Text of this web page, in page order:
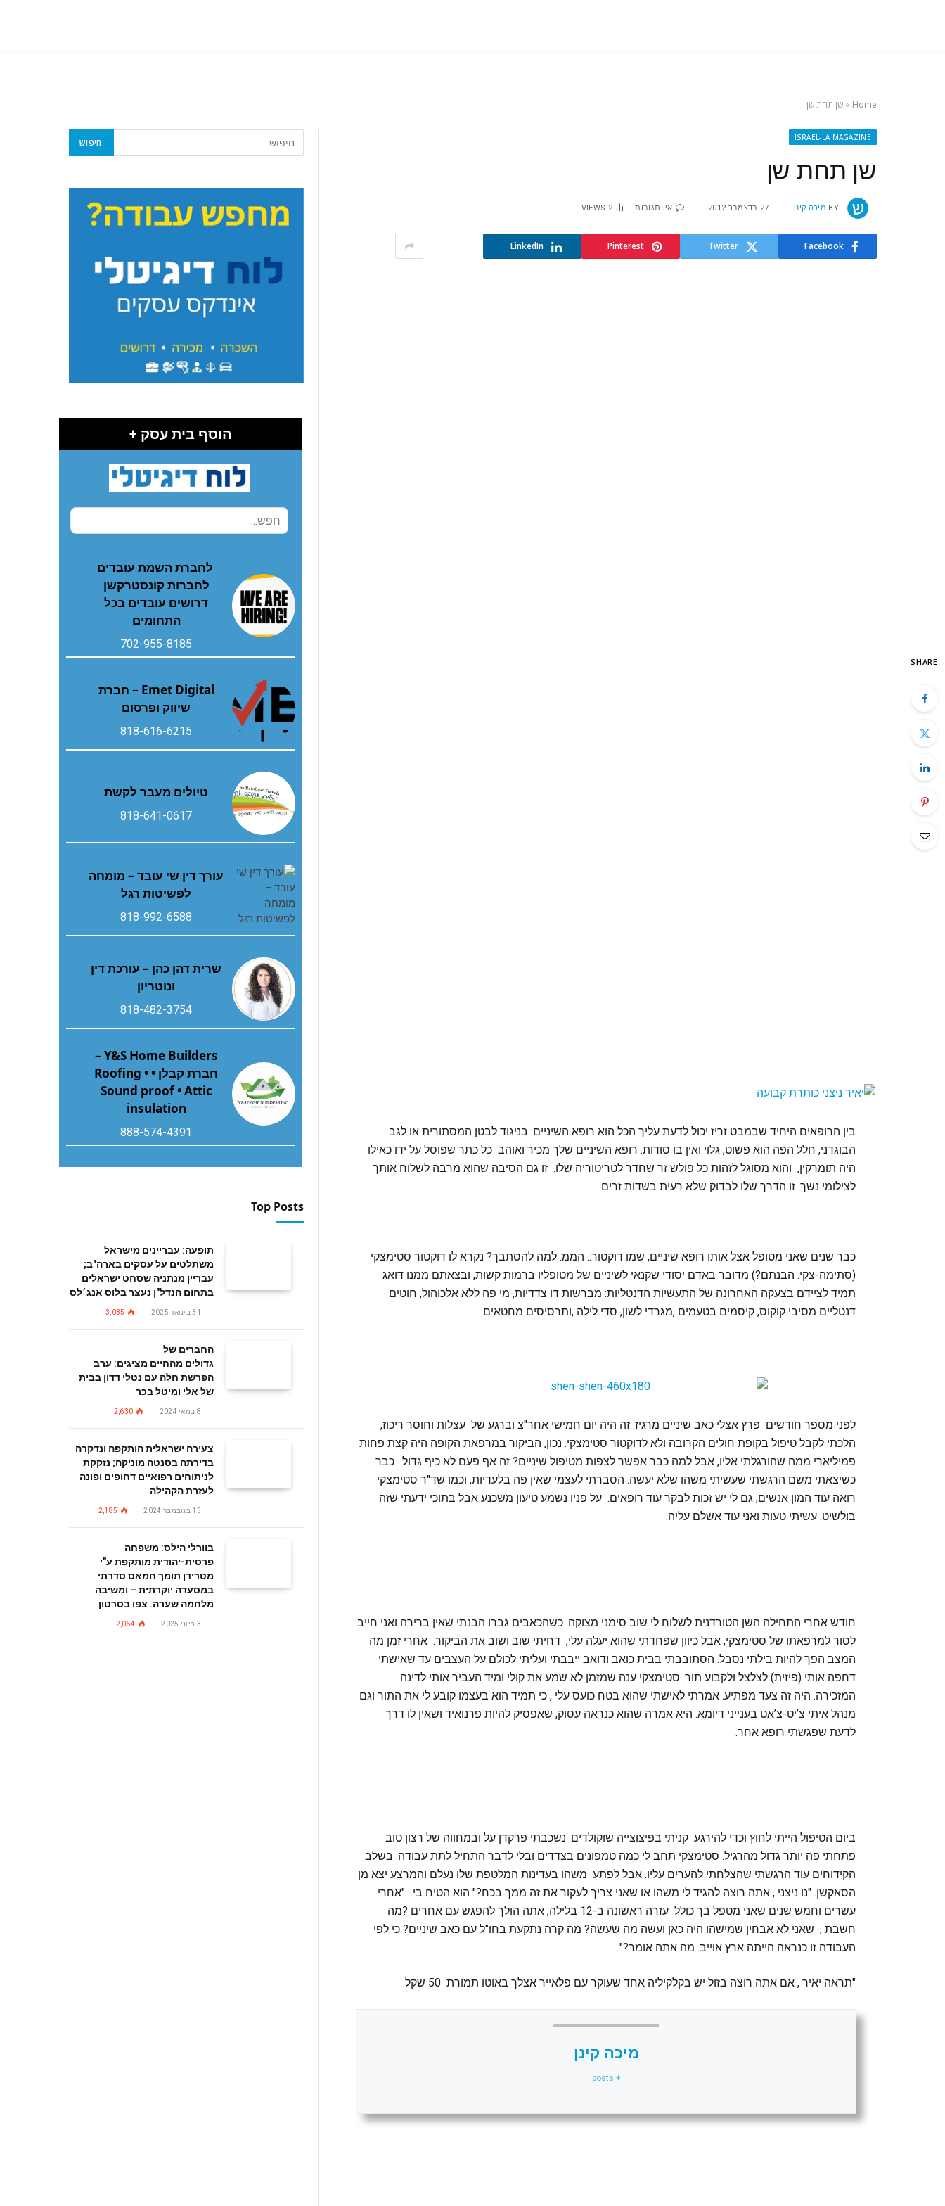
Home
» שן תחת שן
ISRAEL-LA MAGAZINE
שן תחת שן
BY מיכה קינן 27 בדצמבר 2012 אין תגובות 2
VIEWS
Facebook
Twitter
Pinterest
LinkedIn
SHARE
בין הרופאים היחיד שבמבט זריז יכול לדעת עליך הכל הוא רופא השיניים. בניגוד לבטן המסתורית או לגב
הבוגדני, חלל הפה הוא פשוט, גלוי ואין בו סודות. רופא השיניים שלך מכיר ואוהב כל כתר שפוסל על ידו כאילו
היה תומרקין, והוא מסוגל לזהות כל פולש זר שחדר לטריטוריה שלו. זו גם הסיבה שהוא מרבה לשלוח אותך
לצילומי נשך. זו הדרך שלו לבדוק שלא רעית בשדות זרים.
כבר שנים שאני מטופל אצל אותו רופא שיניים, שמו דוקטור.. הממ. למה להסתבך? נקרא לו דוקטור סטימצקי
(סתימה-צקי. הבנתם?) מדובר באדם יסודי שקנאי לשיניים של מטופליו ברמות קשות, ובצאתם ממנו דואג
תמיד לציידם בצעקה האחרונה של התעשיות הדנטליות: מברשות דו צדדיות, מי פה ללא אלכוהול, חוטים
דנטליים מסיבי קוקוס, קיסמים בטעמים ,מגרדי לשון, סדי לילה ,ותרסיסים מחטאים.
לפני מספר חודשים פרץ אצלי כאב שיניים מרגיז. זה היה יום חמישי אחר"צ וברגע של עצלות וחוסר ריכוז,
הלכתי לקבל טיפול בקופת חולים הקרובה ולא לדוקטור סטימצקי. נכון, הביקור במרפאת הקופה היה קצת פחות
פמיליארי ממה שהורגלתי אליו, אבל למה כבר אפשר לצפות מטיפול שיניים? זה אף פעם לא כיף גדול. כבר
כשיצאתי משם הרגשתי שעשיתי משהו שלא יעשה. הסברתי לעצמי שאין פה בלעדיות, וכמו שד"ר סטימצקי
רואה עוד המון אנשים, גם לי יש זכות לבקר עוד רופאים. על פניו נשמע טיעון משכנע אבל בתוכי ידעתי שזה
בולשיט. עשיתי טעות ואני עוד אשלם עליה.
חודש אחרי התחילה השן הטורדנית לשלוח לי שוב סימני מצוקה. כשהכאבים גברו הבנתי שאין ברירה ואני חייב
לסור למרפאתו של סטימצקי, אבל כיוון שפחדתי שהוא יעלה עלי, דחיתי שוב ושוב את הביקור. אחרי זמן מה
המצב הפך להיות בילתי נסבל. הסתובבתי בבית כואב ודואב ייבבתי ועליתי לכולם על העצבים עד שאישתי
דחפה אותי (פיזית) לצלצל ולקבוע תור. סטימצקי ענה שמזמן לא שמע את קולי ומיד העביר אותי לדינה
המזכירה. היה זה צעד מפתיע. אמרתי לאישתי שהוא בטח כועס עלי , כי תמיד הוא בעצמו קובע לי את התור וגם
מנהל איתי צ’יט-צ’אט בענייני דיומא. היא אמרה שהוא כנראה עסוק, שאפסיק להיות פרנואיד ושאין לו דרך
לדעת שפגשתי רופא אחר.
ביום הטיפול הייתי לחוץ וכדי להירגע קניתי בפיצוצייה שוקולדים. נשכבתי פרקדן על ובמחווה של רצון טוב
פתחתי פה יותר גדול מהרגיל. סטימצקי תחב לי כמה טמפונים בצדדים ובלי לדבר התחיל לתת עבודה. בשלב
הקידוחים עוד הרגשתי שהצלחתי להערים עליו. אבל לפתע משהו בעדינות המלטפת שלו נעלם והמרצע יצא מן
הסאקשן. "נו ניצני , אתה רוצה להגיד לי משהו או שאני צריך לעקור את זה ממך בכח?" הוא הטיח בי. "אחרי
עשרים וחמש שנים שאני מטפל בך כולל עזרה ראשונה ב-12 בלילה, אתה הולך להפגש עם אחרים ?מה
חשבת , שאני לא אבחין שמישהו היה כאן ועשה מה שעשה? מה קרה נתקעת בחו"ל עם כאב שיניים? כי לפי
העבודה זו כנראה הייתה ארץ אוייב. מה אתה אומר?"
"תראה יאיר , אם אתה רוצה בזול יש בקלקיליה אחד שעוקר עם פלאייר אצלך באוטו תמורת 50 שקל.
מיכה קינן
+ posts
הוסף בית עסק +
לחברת השמת עובדים
לחברות קונסטרקשן
דרושים עובדים בכל
התחומים
702-955-8185
Emet Digital – חברת
שיווק ופרסום
818-616-6215
טיולים מעבר לקשת
818-641-0617
עורך דין שי עובד – מומחה
לפשיטות רגל
818-992-6588
שרית דהן כהן – עורכת דין
ונוטריון
818-482-3754
Y&S Home Builders –
חברת קבלן • Roofing •
Sound proof • Attic
insulation
888-574-4391
Top Posts
תופעה: עבריינים מישראל
משתלטים על עסקים בארה"ב;
עבריין מנתניה שסחט ישראלים
בתחום הנדל"ן נעצר בלוס אנג׳לס
31 בינואר 2025 3,035
החברים של
גדולים מהחיים מציגים: ערב
הפרשת חלה עם נטלי דדון בבית
של אלי ומיטל בכר
8 במאי 2024 2,630
צעירה ישראלית הותקפה ונדקרה
בדירתה בסנטה מוניקה; נזקקת
לניתוחים רפואיים דחופים ופונה
לעזרת הקהילה
13 בנובמבר 2024 2,185
בוורלי הילס: משפחה
פרסית-יהודית מותקפת ע"י
מטרידן תומך חמאס סדרתי
במסעדה יוקרתית – ומשיבה
מלחמה שערה. צפו בסרטון
3 ביוני 2025 2,064